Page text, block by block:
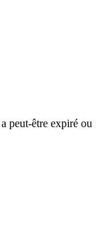
peut-être expiré ou